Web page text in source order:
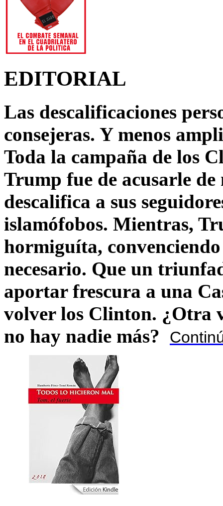
EDITORIAL
Las descalificaciones
consejeras. Y menos
Toda la campaña de los
Trump fue de acusarle
descalifica a sus
islamófobos. Mientras,
hormiguíta,
necesario. Que un
aportar frescura a una
volver los Clinton. ¿Otra
no hay nadie más?